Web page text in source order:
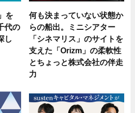
を
代の
し
何も決まっていない状態か
らの船出。ミニシアター
「シネマリス」のサイトを
支えた「Orizm」の柔軟性
とちょっと株式会社の伴走
力